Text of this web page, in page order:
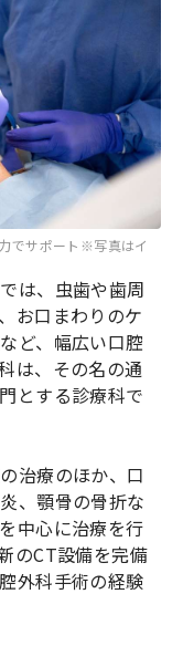
でサポート※写真はイ
は、虫歯や歯周
お口まわりのケ
ど、幅広い口腔
は、その名の通
とする診療科で
治療のほか、口
、顎骨の骨折な
中心に治療を行
のCT設備を完備
外科手術の経験